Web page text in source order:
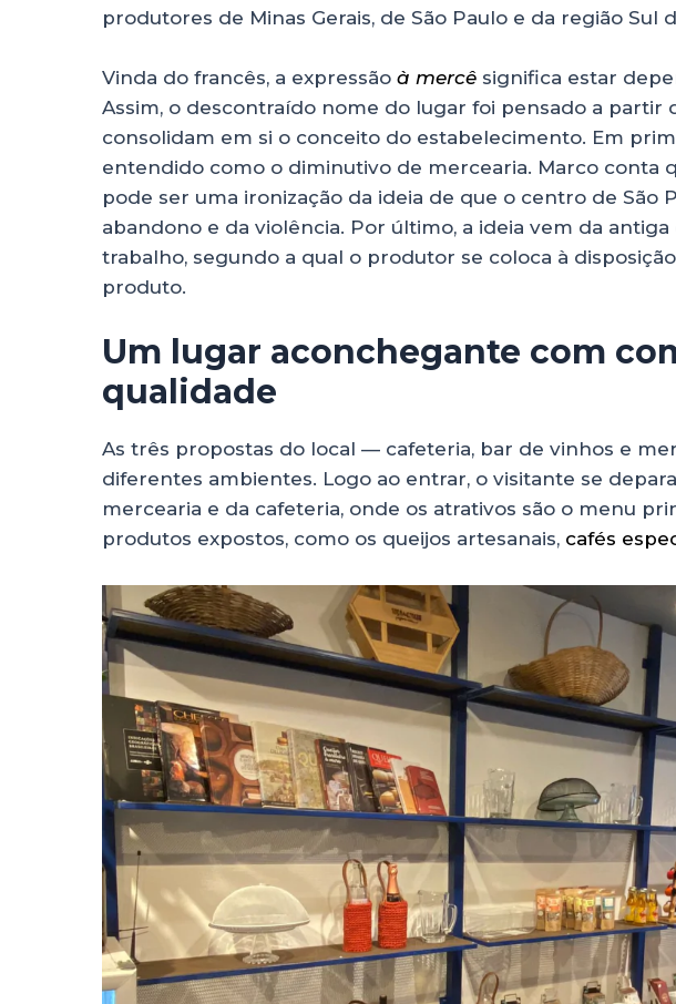
produtores de Minas Gerais, de São Paulo e da região Sul
Vinda do francês, a expressão à mercê significa estar
Assim, o descontraído nome do lugar foi pensado a partir
consolidam em si o conceito do estabelecimento. Em
entendido como o diminutivo de mercearia. Marco conta
pode ser uma ironização da ideia de que o centro de São
abandono e da violência. Por último, a ideia vem da
trabalho, segundo a qual o produtor se coloca à
produto.
Um lugar aconchegante com
qualidade
As três propostas do local — cafeteria, bar de vinhos e
diferentes ambientes. Logo ao entrar, o visitante se
mercearia e da cafeteria, onde os atrativos são o menu
produtos expostos, como os queijos artesanais, cafés